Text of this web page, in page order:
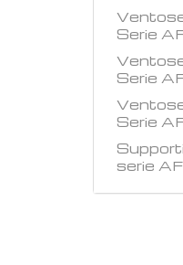
Serie
Serie
Serie
serie AF